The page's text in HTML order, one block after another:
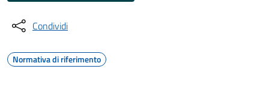
Condividi
Normativa di riferimento